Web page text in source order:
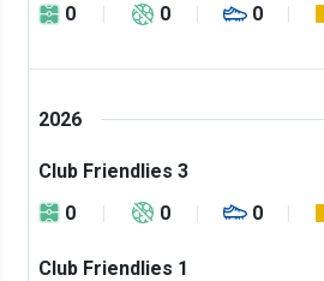
0
0 0
2026
Club Friendlies 3
0
0 0
Club Friendlies 1